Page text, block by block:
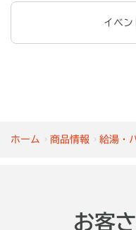
ホーム 商品情報 給湯・
イベン
お客